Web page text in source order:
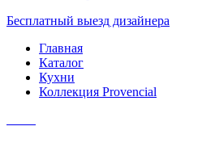
Бесплатный выезд дизайнера
Главная
Каталог
Кухни
Коллекция Provencial